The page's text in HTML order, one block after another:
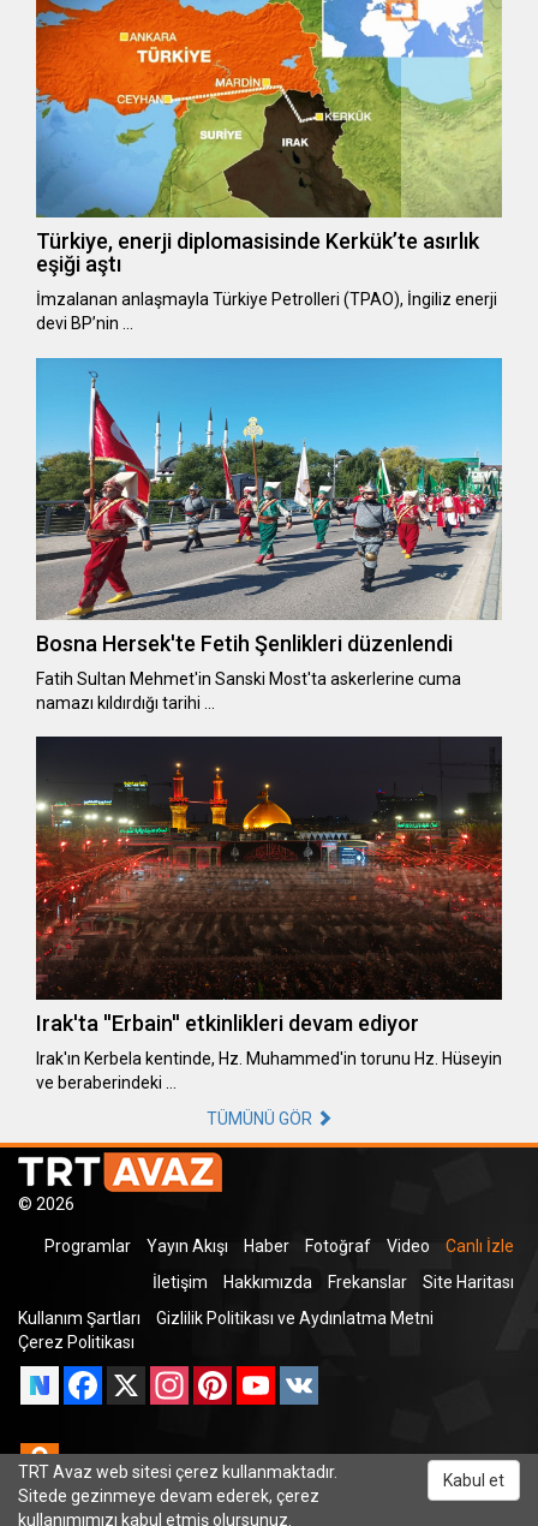
Türkiye, enerji diplomasisinde Kerkük’te asırlık
eşiği aştı
İmzalanan anlaşmayla Türkiye Petrolleri (TPAO), İngiliz enerji
devi BP’nin …
Bosna Hersek'te Fetih Şenlikleri düzenlendi
Fatih Sultan Mehmet'in Sanski Most'ta askerlerine cuma
namazı kıldırdığı tarihi …
Irak'ta ''Erbain'' etkinlikleri devam ediyor
Irak'ın Kerbela kentinde, Hz. Muhammed'in torunu Hz. Hüseyin
ve beraberindeki …
TÜMÜNÜ GÖR
© 2026
Programlar Yayın Akışı Haber Fotoğraf Video
Canlı İzle
İletişim
Hakkımızda Frekanslar
Site Haritası
Kullanım Şartları
Gizlilik Politikası ve Aydınlatma Metni
Çerez Politikası
Facebook
X InstagramPinterestYouTube
Odnoklassniki
TRT Avaz web sitesi çerez kullanmaktadır.
Sitede gezinmeye devam ederek, çerez
kullanımımızı kabul etmiş olursunuz.
Kabul et